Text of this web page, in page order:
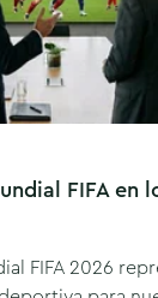
FIFA en
FIFA 2026